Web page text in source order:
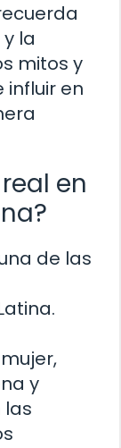
la
mitos y
influir en
en
de las
y
las